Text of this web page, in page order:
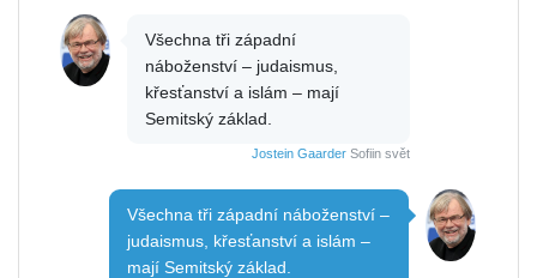
Všechna tři západní
náboženství – judaismus,
křesťanství a islám – mají
Semitský základ.
Jostein Gaarder Sofiin svět
Všechna tři západní náboženství –
judaismus, křesťanství a islám –
mají Semitský základ.